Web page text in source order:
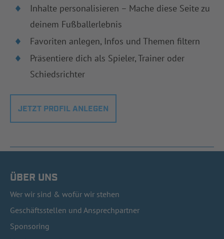
Inhalte personalisieren – Mache diese Seite zu
deinem Fußballerlebnis
Favoriten anlegen, Infos und Themen filtern
Präsentiere dich als Spieler, Trainer oder
Schiedsrichter
JETZT PROFIL ANLEGEN
ÜBER UNS
Wer wir sind & wofür wir stehen
Geschäftsstellen und Ansprechpartner
Sponsoring